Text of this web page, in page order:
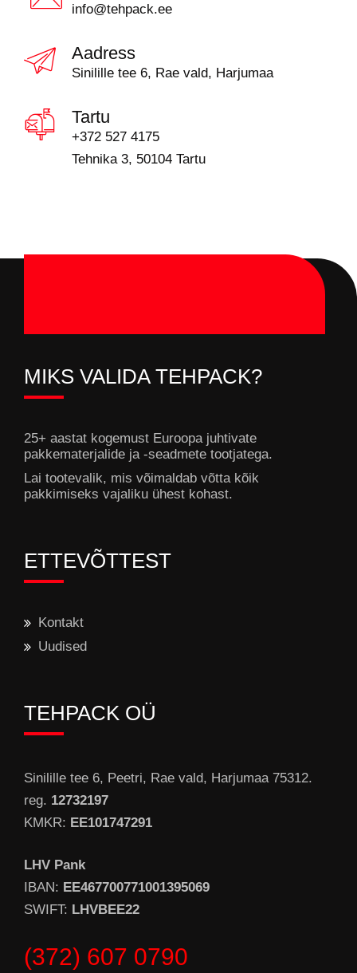
info@tehpack.ee
Aadress
Sinilille tee 6, Rae vald, Harjumaa
Tartu
+372 527 4175
Tehnika 3, 50104 Tartu
MIKS VALIDA TEHPACK?
25+ aastat kogemust Euroopa juhtivate
pakkematerjalide ja -seadmete tootjatega.
Lai tootevalik, mis võimaldab võtta kõik
pakkimiseks vajaliku ühest kohast.
ETTEVÕTTEST
Kontakt
Uudised
TEHPACK OÜ
Sinilille tee 6, Peetri, Rae vald, Harjumaa 75312.
reg. 12732197
KMKR: EE101747291
LHV Pank
IBAN: EE467700771001395069
SWIFT: LHVBEE22
(372) 607 0790